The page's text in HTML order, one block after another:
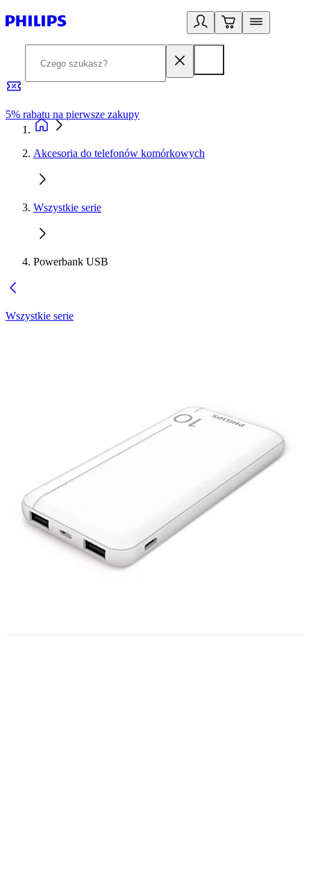
5% rabatu na pierwsze zakupy
Akcesoria do telefonów komórkowych
Wszystkie serie
Powerbank USB
Wszystkie serie